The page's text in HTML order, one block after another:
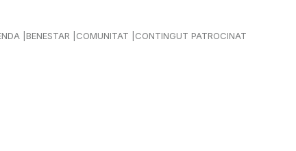
BENESTAR COMUNITAT CONTINGUT PATROCINAT